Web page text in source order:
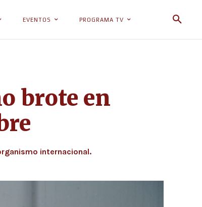
EVENTOS PROGRAMA TV
brote en
internacional.